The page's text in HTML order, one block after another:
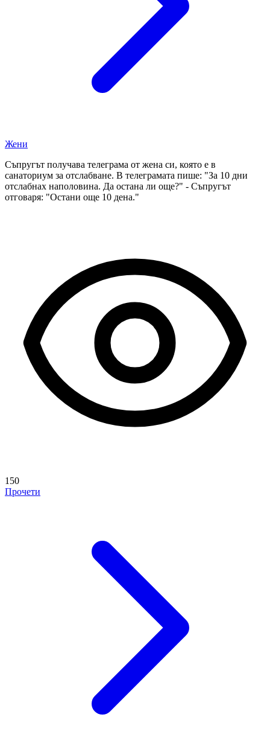
Жени
Съпругът получава телеграма от жена си, която е в
санаториум за отслабване. В телеграмата пише: "За 10 дни
отслабнах наполовина. Да остана ли още?" - Съпругът
отговаря: "Остани още 10 дена."
150
Прочети